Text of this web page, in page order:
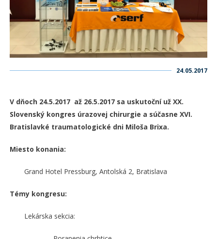
24.05.2017
V dňoch 24.5.2017 až 26.5.2017 sa uskutoční už XX.
Slovenský kongres úrazovej chirurgie a súčasne XVI.
Bratislavké traumatologické dni Miloša Brixa.
Miesto konania:
Grand Hotel Pressburg, Antolská 2, Bratislava
Témy kongresu:
Lekárska sekcia: